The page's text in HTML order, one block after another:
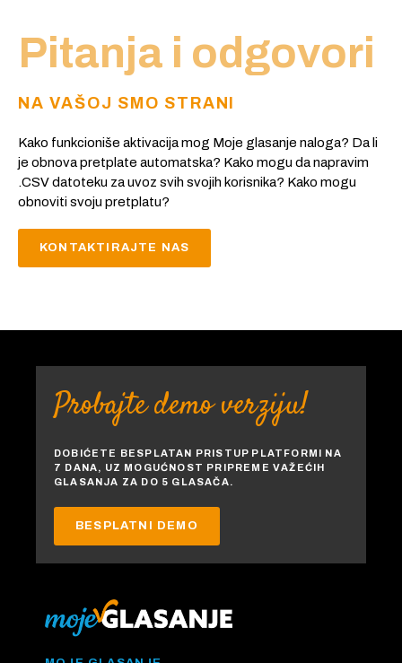
Pitanja i odgovori
NA VAŠOJ SMO STRANI
Kako funkcioniše aktivacija mog Moje glasanje naloga? Da li
je obnova pretplate automatska? Kako mogu da napravim
.CSV datoteku za uvoz svih svojih korisnika? Kako mogu
obnoviti svoju pretplatu?
KONTAKTIRAJTE NAS
Probajte demo verziju!
DOBIĆETE BESPLATAN PRISTUP PLATFORMI NA
7 DANA, UZ MOGUĆNOST PRIPREME VAŽEĆIH
GLASANJA ZA DO 5 GLASAČA.
BESPLATNI DEMO